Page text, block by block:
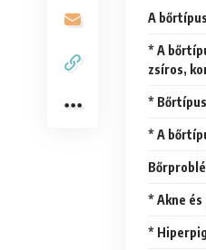
A
* A bőrtípusok azonosítása: Normál, száraz,
zsíros,
*
* A
* Akne
*